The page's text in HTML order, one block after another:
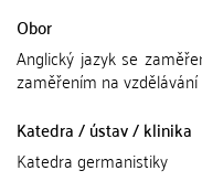
Obor
Anglický jazyk se
zaměřením na vzdělávání
Katedra / ústav / klinika
Katedra germanistiky